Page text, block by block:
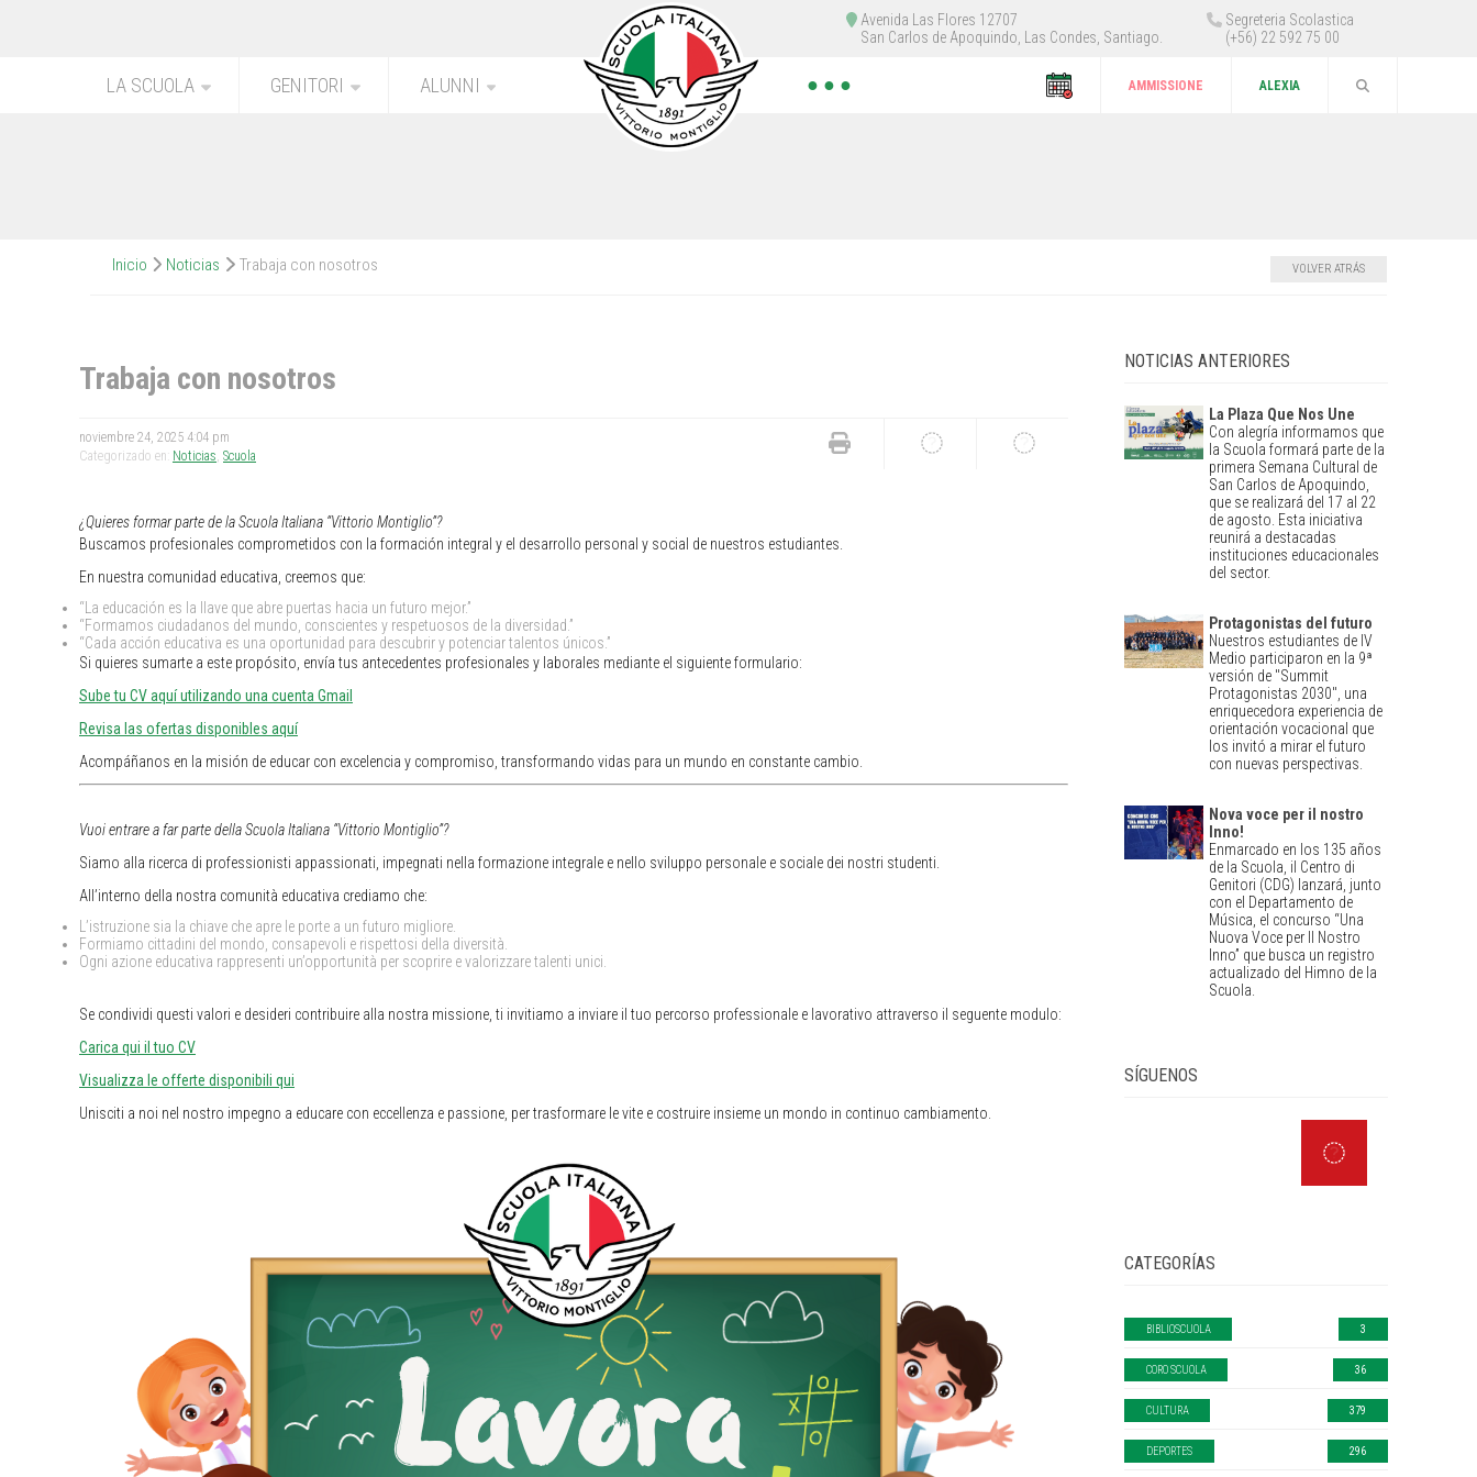
Segreteria Scolastica
(+56) 22 592 75 00
Avenida Las Flores 12707
San Carlos de Apoquindo, Las Condes, Santiago.
LA SCUOLA GENITORI ALUNNI ● ● ● ALEXIA
AMMISSIONE
Inicio Noticias Trabaja con nosotros VOLVER ATRÁS
Trabaja con nosotros
noviembre 24, 2025 4:04 pm
Categorizado en: Noticias Scuola
¿Quieres formar parte de la Scuola Italiana “Vittorio Montiglio”?
Buscamos profesionales comprometidos con la formación integral y el desarrollo personal y social de nuestros estudiantes.
En nuestra comunidad educativa, creemos que:
“La educación es la llave que abre puertas hacia un futuro mejor.”
“Formamos ciudadanos del mundo, conscientes y respetuosos de la diversidad.”
“Cada acción educativa es una oportunidad para descubrir y potenciar talentos únicos.”
Si quieres sumarte a este propósito, envía tus antecedentes profesionales y laborales mediante el siguiente formulario:
Sube tu CV aquí utilizando una cuenta Gmail
Revisa las ofertas disponibles aquí
Acompáñanos en la misión de educar con excelencia y compromiso, transformando vidas para un mundo en constante cambio.
Vuoi entrare a far parte della Scuola Italiana “Vittorio Montiglio”?
Siamo alla ricerca di professionisti appassionati, impegnati nella formazione integrale e nello sviluppo personale e sociale dei nostri studenti.
All’interno della nostra comunità educativa crediamo che:
L’istruzione sia la chiave che apre le porte a un futuro migliore.
Formiamo cittadini del mondo, consapevoli e rispettosi della diversità.
Ogni azione educativa rappresenti un’opportunità per scoprire e valorizzare talenti unici.
Se condividi questi valori e desideri contribuire alla nostra missione, ti invitiamo a inviare il tuo percorso professionale e lavorativo attraverso il seguente modulo:
Carica qui il tuo CV
Visualizza le offerte disponibili qui
Unisciti a noi nel nostro impegno a educare con eccellenza e passione, per trasformare le vite e costruire insieme un mondo in continuo cambiamento.
NOTICIAS ANTERIORES
La Plaza Que Nos Une
Con alegría informamos que
la Scuola formará parte de la
primera Semana Cultural de
San Carlos de Apoquindo,
que se realizará del 17 al 22
de agosto. Esta iniciativa
reunirá a destacadas
instituciones educacionales
del sector.
Protagonistas del futuro
Nuestros estudiantes de IV
Medio participaron en la 9ª
versión de "Summit
Protagonistas 2030", una
enriquecedora experiencia de
orientación vocacional que
los invitó a mirar el futuro
con nuevas perspectivas.
Nova voce per il nostro
Inno!
Enmarcado en los 135 años
de la Scuola, il Centro di
Genitori (CDG) lanzará, junto
con el Departamento de
Música, el concurso “Una
Nuova Voce per Il Nostro
Inno” que busca un registro
actualizado del Himno de la
Scuola.
SÍGUENOS
CATEGORÍAS
BIBLIOSCUOLA 3
CORO SCUOLA 36
CULTURA 379
DEPORTES 296